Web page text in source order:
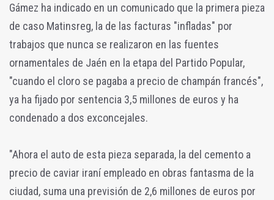
Gámez ha indicado en un comunicado que la primera pieza
de caso Matinsreg, la de las facturas "infladas" por
trabajos que nunca se realizaron en las fuentes
ornamentales de Jaén en la etapa del Partido Popular,
"cuando el cloro se pagaba a precio de champán francés",
ya ha fijado por sentencia 3,5 millones de euros y ha
condenado a dos exconcejales.
"Ahora el auto de esta pieza separada, la del cemento a
precio de caviar iraní empleado en obras fantasma de la
ciudad, suma una previsión de 2,6 millones de euros por